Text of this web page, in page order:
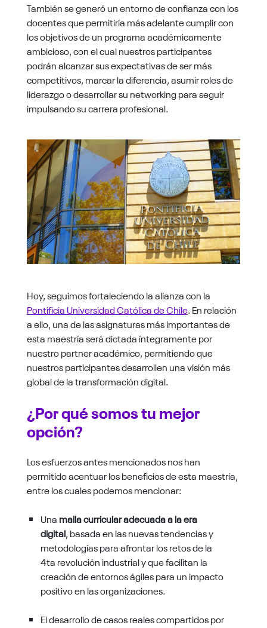
También se generó un entorno de confianza con los
docentes que permitiría más adelante cumplir con
los objetivos de un programa académicamente
ambicioso, con el cual nuestros participantes
podrán alcanzar sus expectativas de ser más
competitivos, marcar la diferencia, asumir roles de
liderazgo o desarrollar su networking para seguir
impulsando su carrera profesional.
Hoy, seguimos fortaleciendo la alianza con la
Pontificia Universidad Católica de Chile. En relación
a ello, una de las asignaturas más importantes de
esta maestría será dictada íntegramente por
nuestro partner académico, permitiendo que
nuestros participantes desarrollen una visión más
global de la transformación digital.
¿Por qué somos tu mejor
opción?
Los esfuerzos antes mencionados nos han
permitido acentuar los beneficios de esta maestría,
entre los cuales podemos mencionar:
Una malla curricular adecuada a la era
digital, basada en las nuevas tendencias y
metodologías para afrontar los retos de la
4ta revolución industrial y que facilitan la
creación de entornos ágiles para un impacto
positivo en las organizaciones.
El desarrollo de casos reales compartidos por